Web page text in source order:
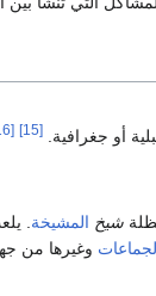
أو جغرافية. [15]
[16]
شيخ المشيخة .
وغيرها من